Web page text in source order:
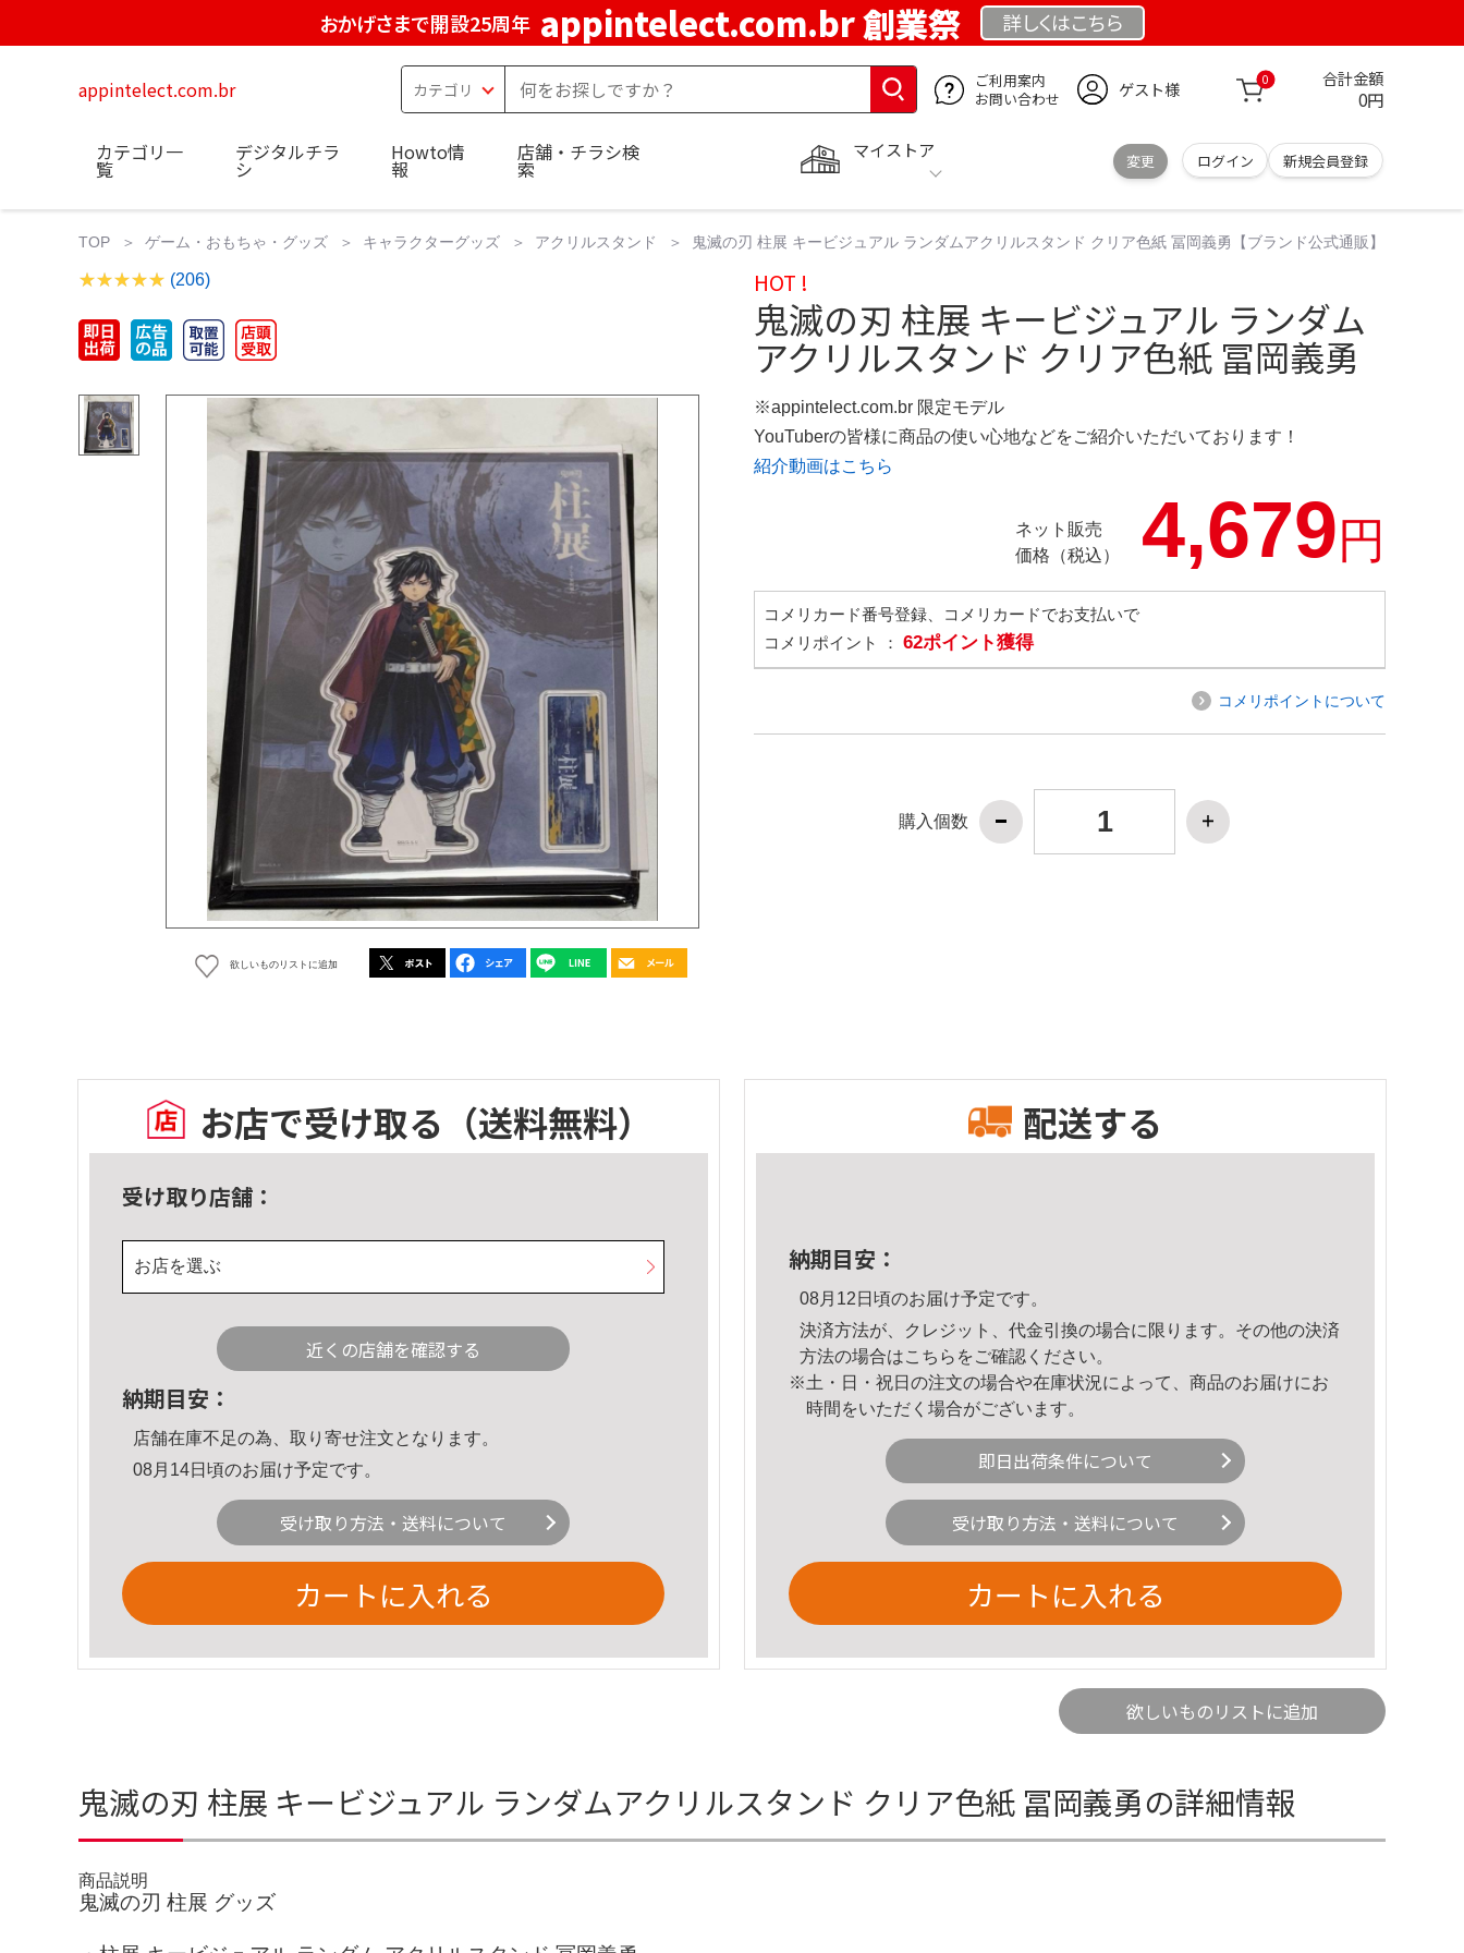
おかげさまで開設25周年 appintelect.com.br 創業祭 詳しくはこちら
appintelect.com.br
ご利用案内
お問い合わせ
ゲスト様 0 合計金額
0円
マイストア
変更 ログイン 新規会員登録
カテゴリ一
覧
デジタルチラ
シ
Howto情
報
店舗・チラシ検
索
TOP ゲーム・おもちゃ・グッズ キャラクターグッズ アクリルスタンド 鬼滅の刃 柱展 キービジュアル ランダムアクリルスタンド クリア色紙 冨岡義勇【ブランド公式通販】
(206)
欲しいものリストに追加
HOT !
鬼滅の刃 柱展 キービジュアル ランダム
アクリルスタンド クリア色紙 冨岡義勇
※appintelect.com.br 限定モデル
YouTuberの皆様に商品の使い心地などをご紹介いただいております！
紹介動画はこちら
ネット販売
価格（税込）
4,679円
コメリカード番号登録、コメリカードでお支払いで
コメリポイント ： 62ポイント獲得
コメリポイントについて
購入個数
お店で受け取る （送料無料）
受け取り店舗：
お店を選ぶ
近くの店舗を確認する
納期目安：
店舗在庫不足の為、取り寄せ注文となります。
08月14日頃のお届け予定です。
受け取り方法・送料について
カートに入れる
配送する
納期目安：
08月12日頃のお届け予定です。
決済方法が、クレジット、代金引換の場合に限ります。その他の決済
方法の場合はこちら をご確認ください。
※土・日・祝日の注文の場合や在庫状況によって、商品のお届けにお
時間をいただく場合がございます。
即日出荷条件について
受け取り方法・送料について
カートに入れる
欲しいものリストに追加
鬼滅の刃 柱展 キービジュアル ランダムアクリルスタンド クリア色紙 冨岡義勇の詳細情報
商品説明
鬼滅の刃 柱展 グッズ